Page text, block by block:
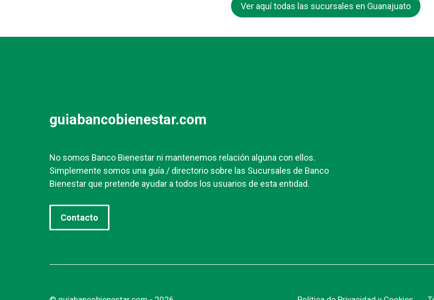
Ver aquí todas las sucursales en Guanajuato
guiabancobienestar.com
No somos Banco Bienestar ni mantenemos relación alguna con ellos.
Simplemente somos una guía / directorio sobre las Sucursales de Banco
Bienestar que pretende ayudar a todos los usuarios de esta entidad.
Contacto